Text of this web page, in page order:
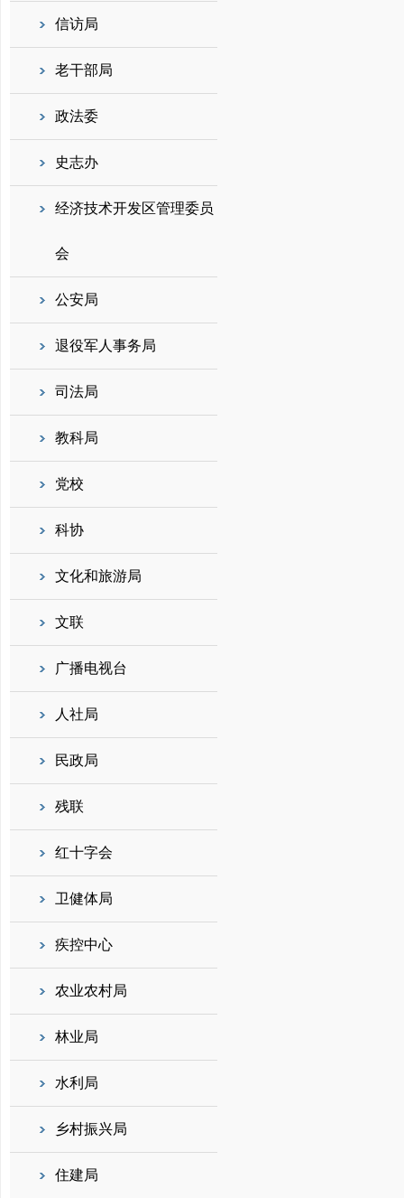
信访局
老干部局
政法委
史志办
经济技术开发区管理委员
会
公安局
退役军人事务局
司法局
教科局
党校
科协
文化和旅游局
文联
广播电视台
人社局
民政局
残联
红十字会
卫健体局
疾控中心
农业农村局
林业局
水利局
乡村振兴局
住建局